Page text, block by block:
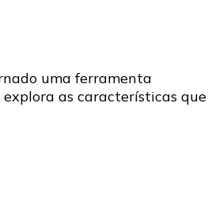
uma ferramenta
as características que